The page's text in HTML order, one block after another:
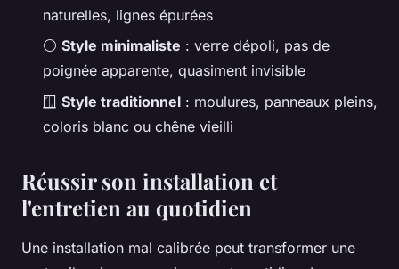
naturelles, lignes épurées
⚪ Style minimaliste : verre dépoli, pas de
poignée apparente, quasiment invisible
🪟 Style traditionnel : moulures, panneaux pleins,
coloris blanc ou chêne vieilli
Réussir son installation et
l'entretien au quotidien
Une installation mal calibrée peut transformer une